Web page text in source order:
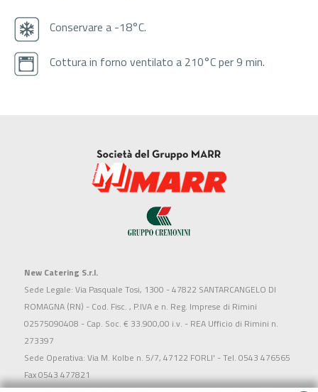
Conservare a -18°C.
Cottura in forno ventilato a 210°C per 9 min.
New Catering S.r.l.
Sede Legale: Via Pasquale Tosi, 1300 - 47822 SANTARCANGELO DI
ROMAGNA (RN) - Cod. Fisc. , P.IVA e n. Reg. Imprese di Rimini
02575090408 - Cap. Soc. € 33.900,00 i.v. - REA Ufficio di Rimini n.
273397
Sede Operativa: Via M. Kolbe n. 5/7, 47122 FORLI' - Tel. 0543 476565
Fax 0543 477821